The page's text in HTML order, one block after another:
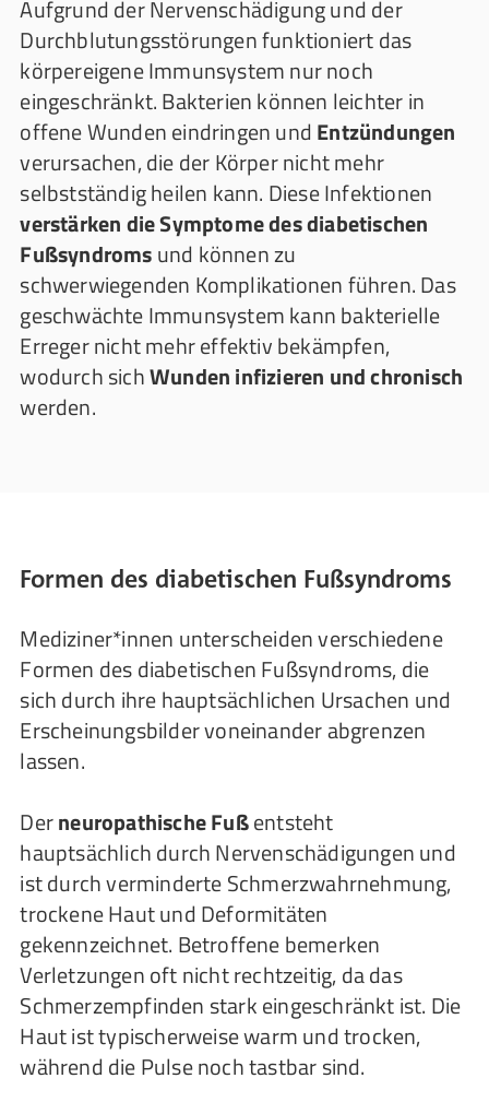
Aufgrund der Nervenschädigung und der
Durchblutungsstörungen funktioniert das
körpereigene Immunsystem nur noch
eingeschränkt. Bakterien können leichter in
offene Wunden eindringen undEntzündungen
verursachen, die der Körper nicht mehr
selbstständig heilen kann. Diese Infektionen
verstärken die Symptome des diabetischen
Fußsyndromsund können zu
schwerwiegenden Komplikationen führen. Das
geschwächte Immunsystem kann bakterielle
Erreger nicht mehr effektiv bekämpfen,
wodurch sichWunden infizieren und chronisch
werden.
Formen des diabetischen Fußsyndroms
Mediziner*innen unterscheiden verschiedene
Formen des diabetischen Fußsyndroms, die
sich durch ihre hauptsächlichen Ursachen und
Erscheinungsbilder voneinander abgrenzen
lassen.
Derneuropathische Fußentsteht
hauptsächlich durch Nervenschädigungen und
ist durch verminderte Schmerzwahrnehmung,
trockene Haut und Deformitäten
gekennzeichnet. Betroffene bemerken
Verletzungen oft nicht rechtzeitig, da das
Schmerzempfinden stark eingeschränkt ist. Die
Haut ist typischerweise warm und trocken,
während die Pulse noch tastbar sind.